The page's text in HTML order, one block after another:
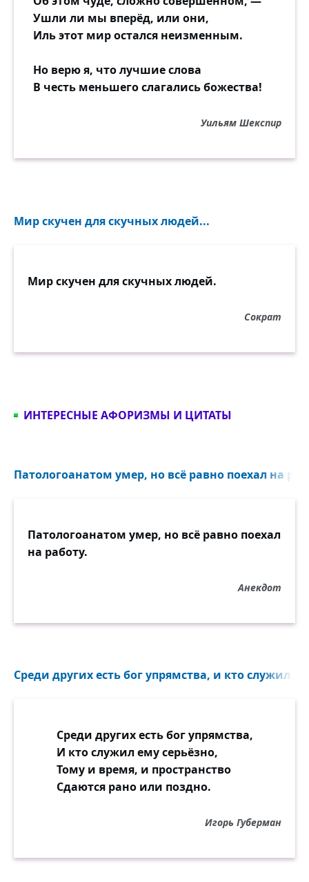
Ушли ли мы вперёд, или они,
Иль этот мир остался неизменным.
Но верю я, что лучшие слова
В честь меньшего слагались божества!
Уильям Шекспир
Мир скучен для скучных людей...
Мир скучен для скучных людей.
Сократ
ИНТЕРЕСНЫЕ АФОРИЗМЫ И ЦИТАТЫ
Патологоанатом умер, но всё равно поехал на
Патологоанатом умер, но всё равно поехал
на работу.
Анекдот
Среди других есть бог упрямства, и кто служил
Среди других есть бог упрямства,
И кто служил ему серьёзно,
Тому и время, и пространство
Сдаются рано или поздно.
Игорь Губерман